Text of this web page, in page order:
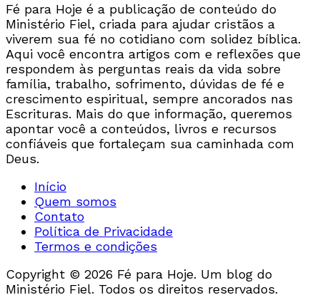
Fé para Hoje é a publicação de conteúdo do
Ministério Fiel, criada para ajudar cristãos a
viverem sua fé no cotidiano com solidez bíblica.
Aqui você encontra artigos com e reflexões que
respondem às perguntas reais da vida sobre
família, trabalho, sofrimento, dúvidas de fé e
crescimento espiritual, sempre ancorados nas
Escrituras. Mais do que informação, queremos
apontar você a conteúdos, livros e recursos
confiáveis que fortaleçam sua caminhada com
Deus.
Início
Quem somos
Contato
Política de Privacidade
Termos e condições
Copyright © 2026 Fé para Hoje. Um blog do
Ministério Fiel. Todos os direitos reservados.